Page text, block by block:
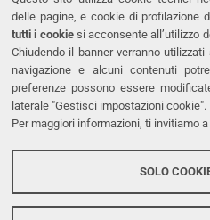
delle pagine, e cookie di profilazione
tutti i cookiesi acconsente all’utilizzo
Chiudendo il banner verranno
navigazione e alcuni contenuti
preferenze possono essere
laterale "Gestisci impostazioni cookie".
Per maggiori informazioni, ti invitiamo
SOLO
Tel. +39 0532
Fax. +39 0532
PEC
LINKS
Accessibilità
Protezione dati